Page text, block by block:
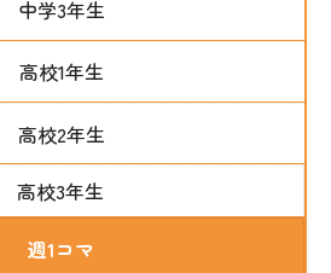
中学3年生
高校1年生
高校2年生
高校3年生
週1コマ